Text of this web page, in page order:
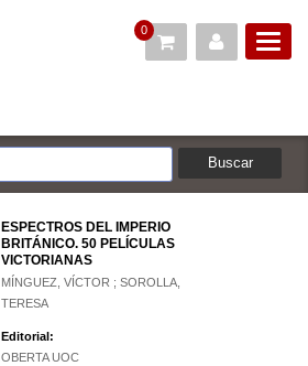
0
ESPECTROS DEL IMPERIO
BRITÁNICO. 50 PELÍCULAS
VICTORIANAS
MÍNGUEZ, VÍCTOR ; SOROLLA,
TERESA
Editorial:
OBERTA UOC